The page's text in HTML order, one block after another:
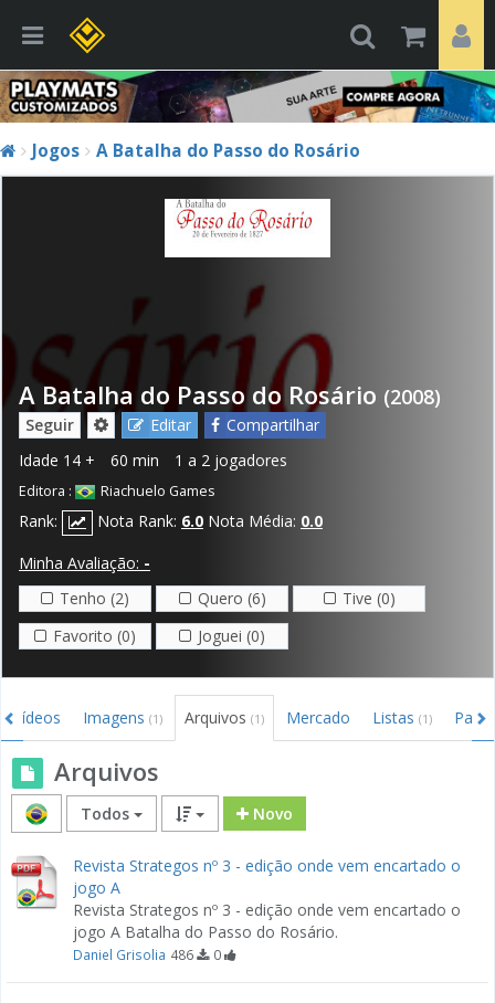
Jogos A Batalha do Passo do Rosário
A Batalha do Passo do Rosário (2008)
Seguir Editar
Compartilhar
Idade 14 + 60 min 1 a 2 jogadores
Editora : Riachuelo Games
Rank: Nota Rank: 6.0 Nota Média: 0.0
Minha Avaliação: -
Tenho (2)
Quero (6)
Tive (0)
Favorito (0)
Joguei (0)
Vídeos Imagens (1) Arquivos (1) Mercado Listas (1)
Arquivos
Todos Novo
Revista Strategos nº 3 - edição onde vem encartado o
jogo A
Revista Strategos nº 3 - edição onde vem encartado o
jogo A Batalha do Passo do Rosário.
Daniel Grisolia 486 0